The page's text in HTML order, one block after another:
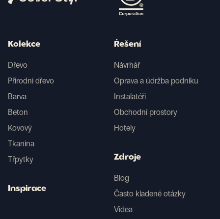
Kolekce
Dřevo
Přírodní dřevo
Barva
Beton
Kovový
Tkanina
Třpytky
Inspirace
Řešení
Návrhář
Oprava a údržba podniku
Instalatéři
Obchodní prostory
Hotely
Zdroje
Blog
Často kladené otázky
Videa